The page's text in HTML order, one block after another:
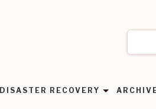
DISASTER RECOVERY